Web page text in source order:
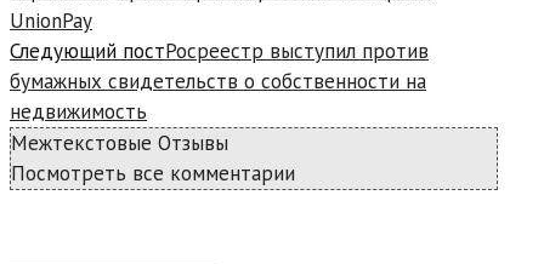
UnionPay
Следующий постРосреестр выступил против
бумажных свидетельств о собственности на
недвижимость
Межтекстовые Отзывы
Посмотреть все комментарии